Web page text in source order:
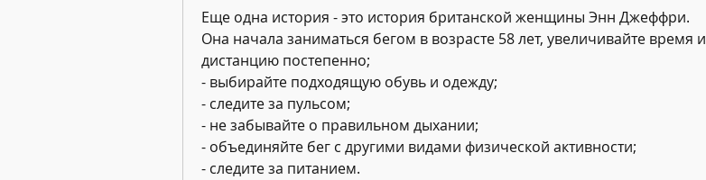
Еще одна история - это история британской женщины Энн Джеффри.
Она начала заниматься бегом в возрасте 58 лет, увеличивайте время и
дистанцию постепенно;
- выбирайте подходящую обувь и одежду;
- следите за пульсом;
- не забывайте о правильном дыхании;
- объединяйте бег с другими видами физической активности;
- следите за питанием.